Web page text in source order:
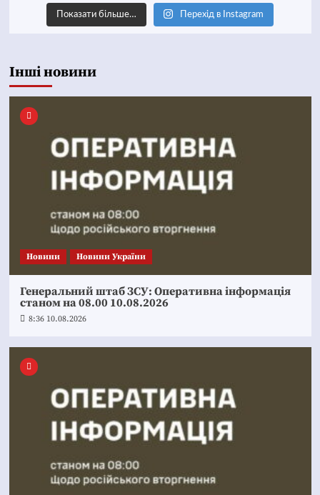
Показати більше… Перехід в Instagram
Інші новини
Новини Новини України
Генеральний штаб ЗСУ: Оперативна інформація
станом на 08.00 10.08.2026
8:36 10.08.2026